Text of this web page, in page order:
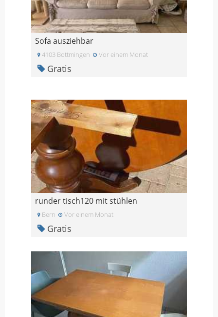
Sofa ausziehbar
4103 Bottmingen Vor einem Monat
Gratis
runder tisch120 mit stühlen
Bern Vor einem Monat
Gratis